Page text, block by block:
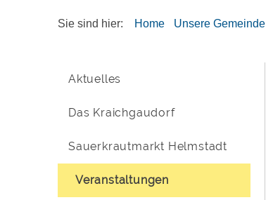
Sie sind hier: Home Unsere Gemeinde
Aktuelles
Das Kraichgaudorf
Sauerkrautmarkt Helmstadt
Veranstaltungen